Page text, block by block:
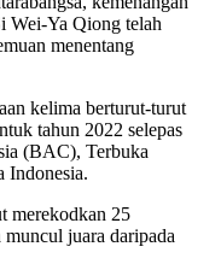
Wei-Ya Qiong telah
menentang
kelima berturut-turut
tahun 2022 selepas
(BAC), Terbuka
Indonesia.
merekodkan 25
juara daripada